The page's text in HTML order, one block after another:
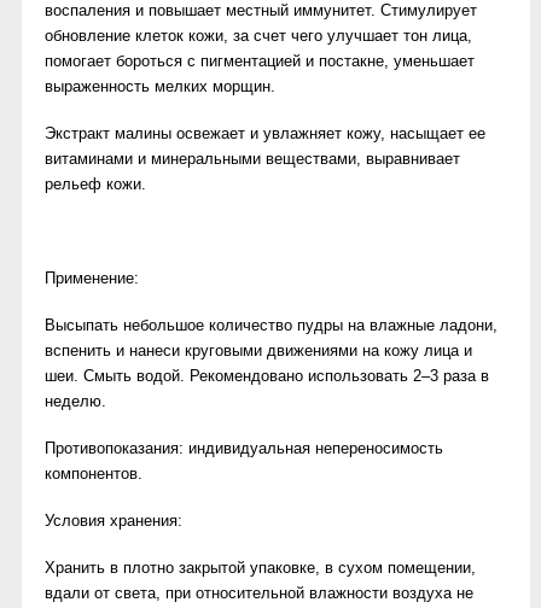
воспаления и повышает местный иммунитет. Стимулирует
обновление клеток кожи, за счет чего улучшает тон лица,
помогает бороться с пигментацией и постакне, уменьшает
выраженность мелких морщин.
Экстракт малины освежает и увлажняет кожу, насыщает ее
витаминами и минеральными веществами, выравнивает
рельеф кожи.
Применение:
Высыпать небольшое количество пудры на влажные ладони,
вспенить и нанеси круговыми движениями на кожу лица и
шеи. Смыть водой. Рекомендовано использовать 2–3 раза в
неделю.
Противопоказания: индивидуальная непереносимость
компонентов.
Условия хранения:
Хранить в плотно закрытой упаковке, в сухом помещении,
вдали от света, при относительной влажности воздуха не